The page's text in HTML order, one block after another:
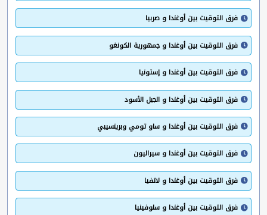
فرق التوقيت بين أوغندا و صربيا
فرق التوقيت بين أوغندا و جمهورية الكونغو
فرق التوقيت بين أوغندا و إستونيا
فرق التوقيت بين أوغندا و الجبل الأسود
فرق التوقيت بين أوغندا و ساو تومي وبرينسيبي
فرق التوقيت بين أوغندا و سيراليون
فرق التوقيت بين أوغندا و لاتفيا
فرق التوقيت بين أوغندا و سلوفينيا